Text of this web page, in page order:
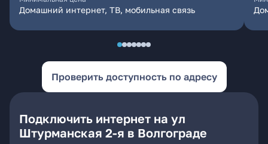
Домашний интернет, ТВ, мобильная связь
Проверить доступность по адресу
Подключить интернет на ул
Штурманская 2-я в Волгограде